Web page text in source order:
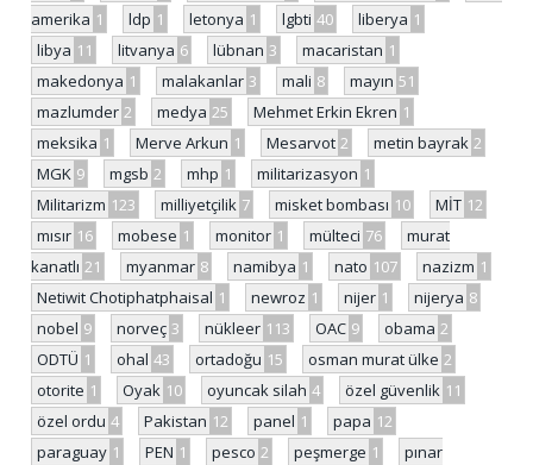
amerika 1 ldp 1 letonya 1 lgbti 40 liberya 1
libya 11 litvanya 6 lübnan 3 macaristan 1
makedonya 1 malakanlar 3 mali 8 mayın 51
mazlumder 2 medya 25 Mehmet Erkin Ekren 1
meksika 1 Merve Arkun 1 Mesarvot 2 metin bayrak 2
MGK 9 mgsb 2 mhp 1 militarizasyon 1
Militarizm 123 milliyetçilik 7 misket bombası 10 MİT 12
mısır 16 mobese 1 monitor 1 mülteci 76
murat
kanatlı 21 myanmar 8 namibya 1 nato 107 nazizm 1
Netiwit Chotiphatphaisal 1 newroz 1 nijer 1 nijerya 8
nobel 9 norveç 3 nükleer 113 OAC 9 obama 2
ODTÜ 1 ohal 43 ortadoğu 15 osman murat ülke 2
otorite 1 Oyak 10 oyuncak silah 4 özel güvenlik 11
özel ordu 4 Pakistan 12 panel 1 papa 12
paraguay 1 PEN 1 pesco 2 peşmerge 1
pınar